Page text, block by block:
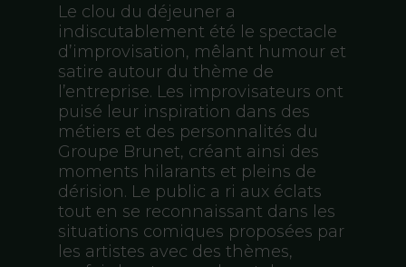
Le clou du déjeuner a
indiscutablement été le spectacle
d’improvisation, mêlant humour et
satire autour du thème de
l’entreprise. Les improvisateurs ont
puisé leur inspiration dans des
métiers et des personnalités du
Groupe Brunet, créant ainsi des
moments hilarants et pleins de
dérision. Le public a ri aux éclats
tout en se reconnaissant dans les
situations comiques proposées par
les artistes avec des thèmes,